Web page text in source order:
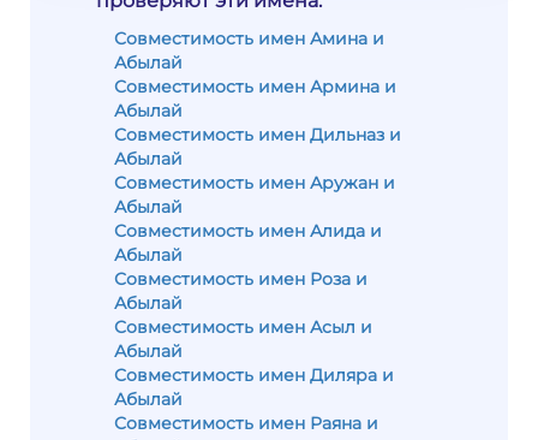
Совместимость имен Амина и
Абылай
Совместимость имен Армина и
Абылай
Совместимость имен Дильназ и
Абылай
Совместимость имен Аружан и
Абылай
Совместимость имен Алида и
Абылай
Совместимость имен Роза и
Абылай
Совместимость имен Асыл и
Абылай
Совместимость имен Диляра и
Абылай
Совместимость имен Раяна и